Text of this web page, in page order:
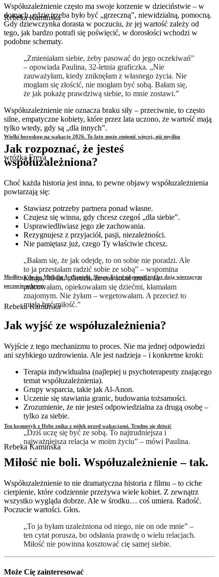
Rebeka Kamińska
Wielki horoskop na wakacje 2026. To lato może zmienić więcej, niż myślisz
wróżka Freya
Modlitwa do św. Michała Archanioła. Słowa, które od ponad stu lat dają wierzącym
poczucie ochrony
Rebeka Kamińska
Ten kosmetyk z Hebe znika z półek przed wakacjami. Trudno się dziwić
Rebeka Kamińska
Współuzależnienie często ma swoje korzenie w dzieciństwie – w
domach, gdzie trzeba było być „grzeczną”, niewidzialną, pomocną.
Gdy dziewczynka dorasta w poczuciu, że jej wartość zależy od
tego, jak bardzo potrafi się poświęcić, w dorosłości wchodzi w
podobne schematy.
„Zmieniałam siebie, żeby pasować do jego oczekiwań”
– opowiada Paulina, 32-letnia graficzka. „Nie
zauważyłam, kiedy zniknęłam z własnego życia. Nie
mogłam się złościć, nie mogłam być sobą. Bałam się,
że jak pokażę prawdziwą siebie, to mnie zostawi.”
Współuzależnienie nie oznacza braku siły – przeciwnie, to często
silne, empatyczne kobiety, które przez lata uczono, że wartość mają
tylko wtedy, gdy są „dla innych”.
Jak rozpoznać, że jesteś
współuzależniona?
Choć każda historia jest inna, to pewne objawy współuzależnienia
powtarzają się:
Stawiasz potrzeby partnera ponad własne.
Czujesz się winna, gdy chcesz czegoś „dla siebie”.
Usprawiedliwiasz jego złe zachowania.
Rezygnujesz z przyjaciół, pasji, niezależności.
Nie pamiętasz już, czego Ty właściwie chcesz.
„Bałam się, że jak odejdę, to on sobie nie poradzi. Ale
to ja przestałam radzić sobie ze sobą” – wspomina
Kinga, 46 lat. „Groził, że coś sobie zrobi. Ja
pracowałam, opiekowałam się dziećmi, kłamałam
znajomym. Nie żyłam – wegetowałam. A przecież to
miała być miłość.”
Jak wyjść ze współuzależnienia?
Wyjście z tego mechanizmu to proces. Nie ma jednej odpowiedzi
ani szybkiego uzdrowienia. Ale jest nadzieja – i konkretne kroki:
Terapia indywidualna (najlepiej u psychoterapeuty znającego
temat współuzależnienia).
Grupy wsparcia, takie jak Al-Anon.
Uczenie się stawiania granic, budowania tożsamości.
Zrozumienie, że nie jesteś odpowiedzialna za drugą osobę –
tylko za siebie.
„Dziś uczę się być ze sobą. To najtrudniejsza i
najważniejsza relacja w moim życiu” – mówi Paulina.
Miłość nie boli. Współuzależnienie – tak.
Współuzależnienie to nie dramatyczna historia z filmu – to ciche
cierpienie, które codziennie przeżywa wiele kobiet. Z zewnątrz
wszystko wygląda dobrze. Ale w środku… coś umiera. Radość.
Poczucie wartości. Głos.
„To ja byłam uzależniona od niego, nie on ode mnie” –
ten cytat porusza, bo odsłania prawdę o wielu relacjach.
Miłość nie powinna kosztować cię samej siebie.
Może Cię zainteresować